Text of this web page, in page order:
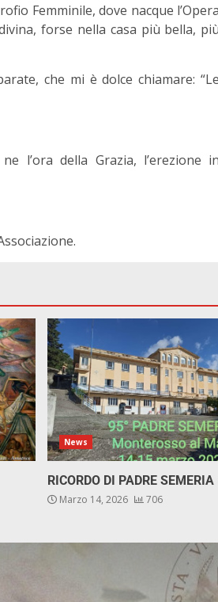
Femminile, dove nacque
forse nella casa più bella,
che mi è dolce chiamare:
l’ora della Grazia, l’erezione
News
RICORDO DI PADRE SEMERIA
Marzo 14, 2026 706